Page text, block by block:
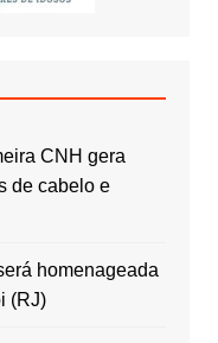
CNH gera
de cabelo e
homenageada
(RJ)